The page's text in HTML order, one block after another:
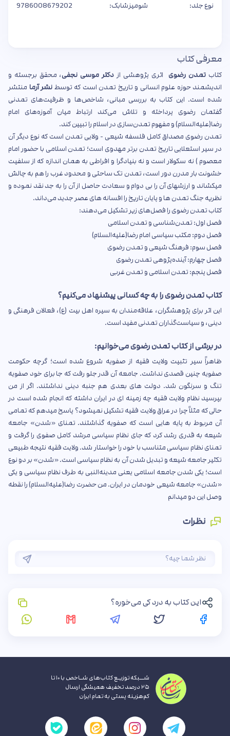
نوع جلد:
شومیزشابک:
9786008679202
معرفی کتاب
کتاب تمدن رضوی اثری پژوهشی از دکتر موسی نجفی، محقق برجسته و
اندیشمند حوزه علوم انسانی و تاریخ تمدن است که توسط نشر آرما منتشر
شده است. این کتاب به بررسی مبانی، شاخص‌ها و ظرفیت‌های تمدنی
گفتمان رضوی پرداخته و تلاش می‌کند ارتباط میان آموزه‌های امام
رضا(علیه‌السلام) و مفهوم تمدن‌سازی در اسلام را تبیین کند.
تمدن رضوی مصداق کامل فلسفه شیعی - ولایی تمدن است که نوع دیگر آن
در سیر استعلایی تاریخ تمدن برتر مهدوی است؛ تمدن اسلامی با حضور امام
معصوم ) نه سکولار است و نه بنیادگرا و افراطی به همان اندازه که از سلفیت
خشونت بار مدرن دور است، تمدن تک ساحتی و محدود غرب را هم به چالش
میکشاند و ارزشهای آن را بی دوام و سعادت حاصل از آن را به جد نقد نموده و
نظریه جنگ تمدن ها و پایان تاریخ را افسانه های عصر جدید می‌داند.
کتاب تمدن رضوی را فصل‌های زیر تشکیل می‌دهند:
فصل اول: تمدن‌شناسی و تمدن اسلامی
فصل دوم: مکتب سیاسی امام رضا(علیه‌السلام)
فصل سوم: فرهنگ شیعی و تمدن رضوی
فصل چهارم: آینده‌پژوهی تمدن رضوی
فصل پنجم: تمدن اسلامی و تمدن غربی
کتاب تمدن رضوی را به چه کسانی پیشنهاد می‌کنیم؟
این اثر برای پژوهشگران، علاقه‌مندان به سیره اهل بیت (ع)، فعالان فرهنگی و
دینی، و سیاست‌گذاران تمدنی مفید است.
در برشی از کتاب تمدن رضوی می‌خوانیم:
ظاهراً سیر تثبیت ولایت فقیه از صفویه شروع شده است؛ گرچه حکومت
صفویه چنین قصدی نداشت. جامعه آن قدر جلو رفت که جا برای خود صفویه
تنگ و سرنگون شد. دولت های بعدی هم جنبه دینی نداشتند. اگر از من
بپرسید نظام ولایت فقیه چه زمینه ای در ایران داشته که انجام شده است در
حالی که مثلاً چرا در عراق ولایت فقیه تشکیل نمیشود؟ پاسخ میدهم که تمامی
آن مربوط به پایه هایی است که صفویه گذاشتند. تمنای «شدن» جامعه
شیعه به قدری رشد کرد که جای نظام سیاسی مرشد کامل صفوی را گرفت و
تمنای نظام سیاسی متناسب با خود را خواستار شد. ولایت فقیه نتیجه طبیعی
تکثیر جامعه شیعه و تبدیل شدن آن به نظام سیاسی است. «شدن» بر دو نوع
است؛ یکی شدن جامعه اسلامی یعنی مدینه‌النبی به طرف نظام سیاسی و یکی
«شدن» جامعه شیعی خودمان در ایران. من حضرت رضا(علیه‌السلام) را نقطه
وصل این دو میدانم
نظرات
این کتاب به درد کی می‌خوره؟
شــبکه توزیـع کتاب‌های شـاخص با ۱۰ تا
۲۵ درصد تخفیف همیشگی ارسال
کم‌هزینه پستی به تمام ایران